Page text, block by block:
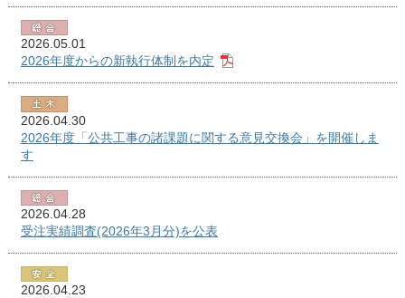
2026.05.01
2026年度からの新執行体制を内定
2026.04.30
2026年度「公共工事の諸課題に関する意見交換会」を開催しま
す
2026.04.28
受注実績調査(2026年3月分)を公表
2026.04.23